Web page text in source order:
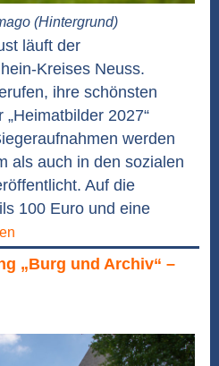
(Hintergrund)
läuft der
Kreises Neuss.
ihre schönsten
2027“
werden
als auch in den sozialen
Auf die
100 Euro und eine
„Burg und Archiv“ –